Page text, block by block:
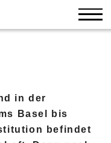
in der
Basel bis
befindet